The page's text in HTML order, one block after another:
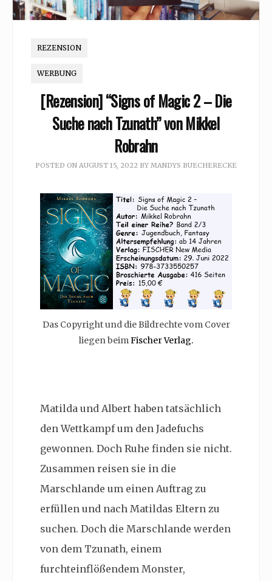
REZENSION
WERBUNG
[Rezension] “Signs of Magic 2 – Die
Suche nach Tzunath” von Mikkel
Robrahn
POSTED ON AUGUST 15, 2022 BY MANDYS BUECHERECKE
Das Copyright und die Bildrechte vom Cover
liegen beimFischer Verlag.
Matilda und Albert haben tatsächlich
den Wettkampf um den Jadefuchs
gewonnen. Doch Ruhe finden sie nicht.
Zusammen reisen sie in die
Marschlande um einen Auftrag zu
erfüllen und nach Matildas Eltern zu
suchen. Doch die Marschlande werden
von dem Tzunath, einem
furchteinflößendem Monster,